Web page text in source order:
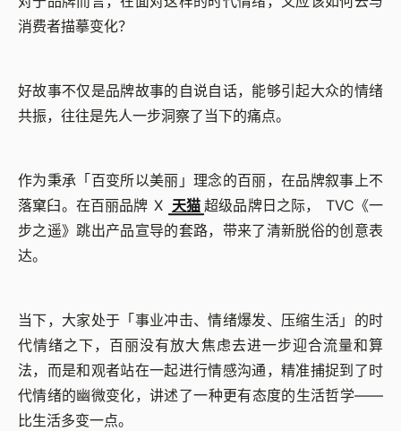
消费者描摹变化？
好故事不仅是品牌故事的自说自话，能够引起大众的情绪
共振，往往是先人一步洞察了当下的痛点。
作为秉承「百变所以美丽」理念的百丽，在品牌叙事上不
落窠臼。在百丽品牌 X 天猫 超级品牌日之际， TVC《一
步之遥》跳出产品宣导的套路，带来了清新脱俗的创意表
达。
当下，大家处于「事业冲击、情绪爆发、压缩生活」的时
代情绪之下，百丽没有放大焦虑去进一步迎合流量和算
法，而是和观者站在一起进行情感沟通，精准捕捉到了时
代情绪的幽微变化，讲述了一种更有态度的生活哲学——
比生活多变一点。